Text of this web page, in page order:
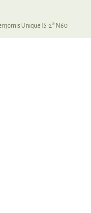
Unique IS-2® N60